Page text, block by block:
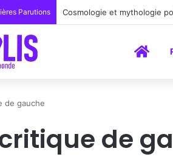
Parutions Cosmologie et mythologie
de gauche
de